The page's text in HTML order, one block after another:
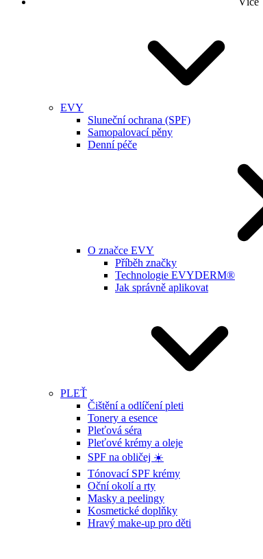
EVY
Sluneční ochrana (SPF)
Samopalovací pěny
Denní péče
O značce EVY
Příběh značky
Technologie EVYDERM®
Jak správně aplikovat
PLEŤ
Čištění a odlíčení pleti
Tonery a esence
Pleťová séra
Pleťové krémy a oleje
SPF na obličej ☀️
Tónovací SPF krémy
Oční okolí a rty
Masky a peelingy
Kosmetické doplňky
Hravý make-up pro děti